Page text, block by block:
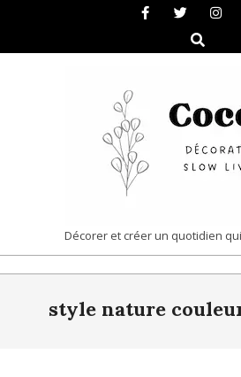
content
Search
COCON
|
DÉCORATION
Décorer et créer un quotidien
Navigationstyle nature